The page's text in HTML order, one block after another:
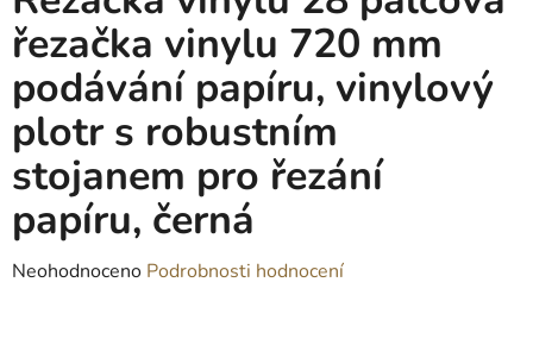
řezačka vinylu 720 mm
podávání papíru, vinylový
plotr s robustním
stojanem pro řezání
papíru, černá
Průměrné
Neohodnoceno Podrobnosti hodnocení